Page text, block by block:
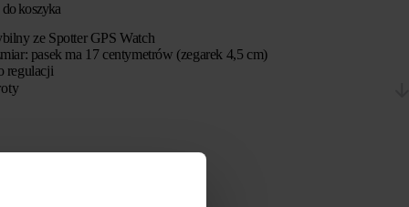
koszyka
ze Spotter GPS Watch
pasek ma 17 centymetrów (zegarek 4,5 cm)
regulacji